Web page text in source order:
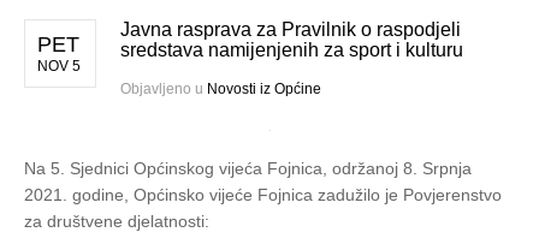
PET
NOV 5
Javna rasprava za Pravilnik o raspodjeli
sredstava namijenjenih za sport i kulturu
Objavljeno u Novosti iz Općine
Na 5. Sjednici Općinskog vijeća Fojnica, održanoj 8. Srpnja
2021. godine, Općinsko vijeće Fojnica zadužilo je Povjerenstvo
za društvene djelatnosti: